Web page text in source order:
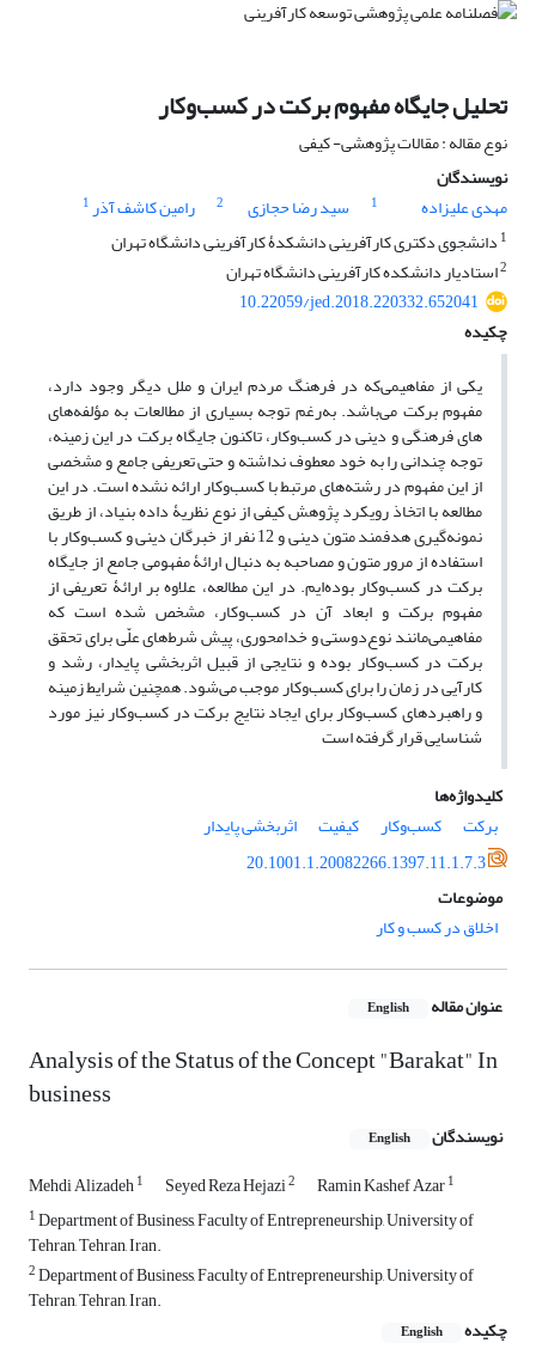
تحلیل جایگاه مفهوم برکت در کسب‌وکار
نوع مقاله : مقالات پژوهشی- کیفی
نویسندگان
مهدی علیزاده
1 سید رضا حجازی 2 رامین کاشف آذر1
1 دانشجوی دکتری کارآفرینی دانشکدۀ کارآفرینی دانشگاه تهران
2استادیار دانشکده کارآفرینی دانشگاه تهران
10.22059/jed.2018.220332.652041
چکیده
یکی از مفاهیمی‌که در فرهنگ مردم ایران و ملل دیگر وجود دارد،
مفهوم برکت می‌باشد. به‌رغم توجه بسیاری از مطالعات به مؤلفه‌های
‌‌های فرهنگی و دینی در کسب‌وکار، تاکنون جایگاه برکت در این زمینه،
توجه چندانی را به خود معطوف نداشته و حتی تعریفی جامع و مشخصی
از این مفهوم در رشته‌‌های مرتبط با کسب‌وکار ارائه نشده است. در این
مطالعه با اتخاذ رویکرد پژوهش کیفی از نوع نظریۀ داده بنیاد، از طریق
نمونه‌گیری هدفمند متون دینی و 12 نفر از خبرگان دینی و کسب‌وکار با
استفاده از مرور متون و مصاحبه به دنبال ارائۀ مفهومی‌ جامع از جایگاه
برکت در کسب‌وکار بوده‌ایم. در این مطالعه، علاوه بر ارائۀ تعریفی از
مفهوم برکت و ابعاد آن در کسب‌وکار، مشخص شده است که
مفاهیمی‌مانند نوع‌دوستی و خدامحوری، پیش شرط‌‌های علّی برای تحقق
برکت در کسب‌وکار بوده و نتایجی از قبیل اثربخشی پایدار، رشد و
کارآیی در زمان را برای کسب‌وکار موجب می‌شود. همچنین شرایط زمینه
و راهبردهای کسب‌وکار برای ایجاد نتایج برکت در کسب‌وکار نیز مورد
شناسایی قرار گرفته است
کلیدواژه‌ها
برکت
کسب‌وکار کیفیت
اثربخشی پایدار
20.1001.1.20082266.1397.11.1.7.3
موضوعات
اخلاق در کسب و کار
عنوان مقاله English
Analysis of the Status of the Concept "Barakat" In
business
نویسندگان English
Mehdi Alizadeh1 Seyed Reza Hejazi2 Ramin Kashef Azar1
1Department of Business, Faculty of Entrepreneurship, University of
Tehran, Tehran, Iran.
2Department of Business, Faculty of Entrepreneurship, University of
Tehran, Tehran, Iran.
چکیده
English